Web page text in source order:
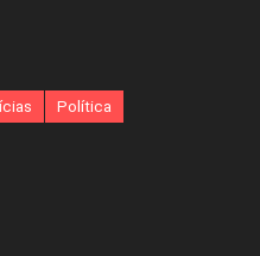
Política